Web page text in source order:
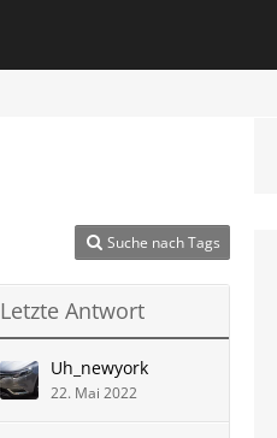
Suche nach Tags
Letzte Antwort
Uh_newyork
22. Mai 2022